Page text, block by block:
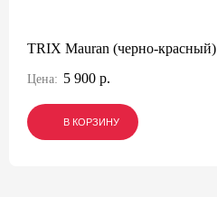
TRIX Mauran (черно-красный)
Цена: 5 900 р.
В КОРЗИНУ
В КОРЗИНУ
В КОРЗИНУ